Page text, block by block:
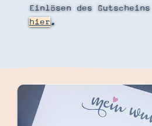
Einlösen des
hier.